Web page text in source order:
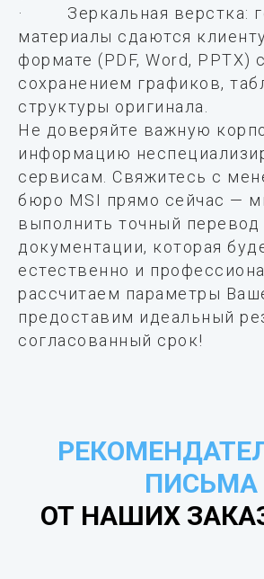
· Зеркальная верстка:
материалы сдаются
формате (PDF, Word, PPTX)
сохранением графиков,
структуры оригинала.
Не доверяйте важную
информацию
сервисам. Свяжитесь с
бюро MSI прямо сейчас —
выполнить точный
документации, которая
естественно и
рассчитаем параметры
предоставим идеальный
согласованный срок!
ПИСЬМА
ОТ НАШИХ